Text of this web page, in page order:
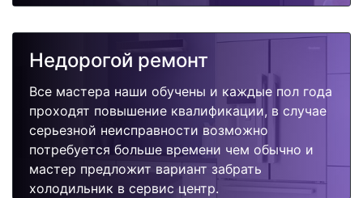
Недорогой ремонт
Все мастера наши обучены и каждые пол года
проходят повышение квалификации, в случае
серьезной неисправности возможно
потребуется больше времени чем обычно и
мастер предложит вариант забрать
холодильник в сервис центр.